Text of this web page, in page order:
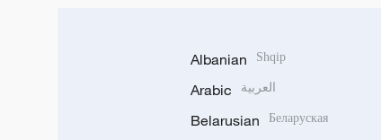
Albanian Shqip
Arabic العربية
Belarusian Беларуская